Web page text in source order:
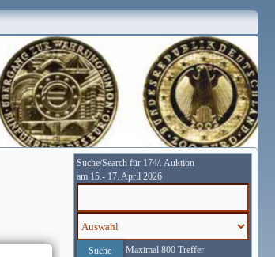
Suche/Search für 174/. Auktion
am 15.- 17. April 2026
Maximal 800 Treffer